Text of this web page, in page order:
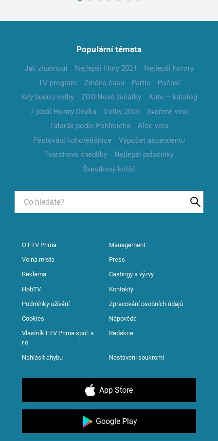
Populární témata
Jak zhubnout Nejlepší filmy 2024
Nejlepší horory
TV program
Změna času Partie
Počasí
Kdy budou volby
ZOO Nové začátky
Auto – katalog
7 pádů Honzy Dědka
Volby 2025
Svařené víno
Tatarák podle Pohlreicha
Aloe vera
Pěstování lichořeřišnice
Výpočet ascendentu
Tvarohové knedlíky
Nejlepší palačinky
Švestkový koláč
O FTV Prima Management
Volná místa Press
Reklama Castingy a výzvy
HbbTV Kontakty
Podmínky užívání Zpracování osobních údajů
Cookies Nápověda
Vlastník FTV Prima spol. s
r.o.
Redakce
Nahlásit chybu Nastavení soukromí
App Store
Google Play